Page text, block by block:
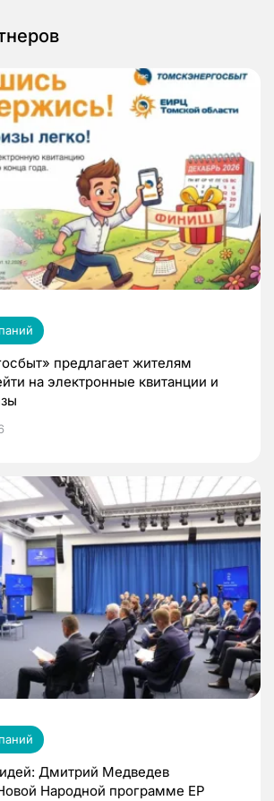
предлагает жителям
на электронные квитанции и
Дмитрий Медведев
Народной программе ЕР